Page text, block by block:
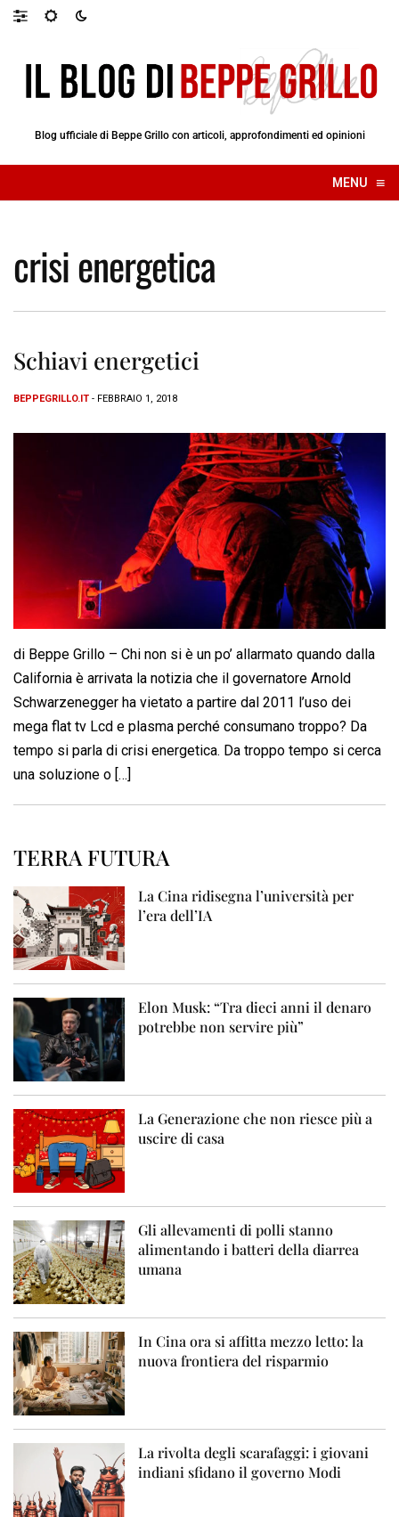
Blog ufficiale di Beppe Grillo con articoli, approfondimenti ed opinioni
MENU ≡
☰
crisi energetica
Schiavi energetici
BEPPEGRILLO.IT - FEBBRAIO 1, 2018
di Beppe Grillo – Chi non si è un po’ allarmato quando dalla
California è arrivata la notizia che il governatore Arnold
Schwarzenegger ha vietato a partire dal 2011 l’uso dei
mega flat tv Lcd e plasma perché consumano troppo? Da
tempo si parla di crisi energetica. Da troppo tempo si cerca
una soluzione o […]
TERRA FUTURA
La Cina ridisegna l’università per
l’era dell’IA
Elon Musk: “Tra dieci anni il denaro
potrebbe non servire più”
La Generazione che non riesce più a
uscire di casa
Gli allevamenti di polli stanno
alimentando i batteri della diarrea
umana
In Cina ora si affitta mezzo letto: la
nuova frontiera del risparmio
La rivolta degli scarafaggi: i giovani
indiani sfidano il governo Modi